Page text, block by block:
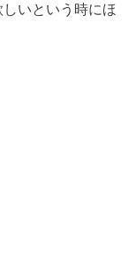
いという時にほ